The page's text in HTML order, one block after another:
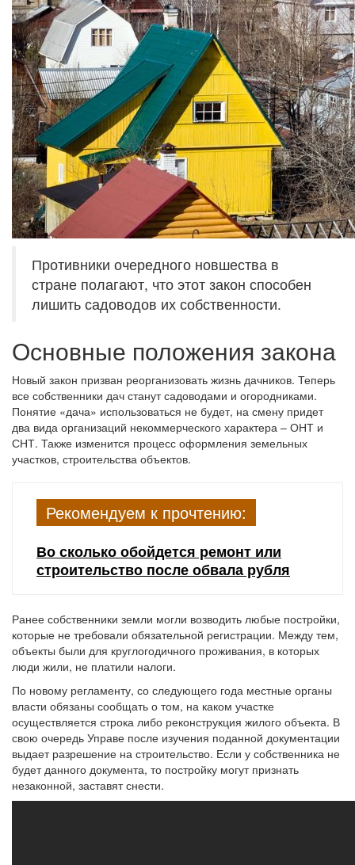
Противники очередного новшества в
стране полагают, что этот закон способен
лишить садоводов их собственности.
Основные положения закона
Новый закон призван реорганизовать жизнь дачников. Теперь
все собственники дач станут садоводами и огородниками.
Понятие «дача» использоваться не будет, на смену придет
два вида организаций некоммерческого характера – ОНТ и
СНТ. Также изменится процесс оформления земельных
участков, строительства объектов.
Рекомендуем к прочтению:
Во сколько обойдется ремонт или
строительство после обвала рубля
Ранее собственники земли могли возводить любые постройки,
которые не требовали обязательной регистрации. Между тем,
объекты были для круглогодичного проживания, в которых
люди жили, не платили налоги.
По новому регламенту, со следующего года местные органы
власти обязаны сообщать о том, на каком участке
осуществляется строка либо реконструкция жилого объекта. В
свою очередь Управе после изучения поданной документации
выдает разрешение на строительство. Если у собственника не
будет данного документа, то постройку могут признать
незаконной, заставят снести.